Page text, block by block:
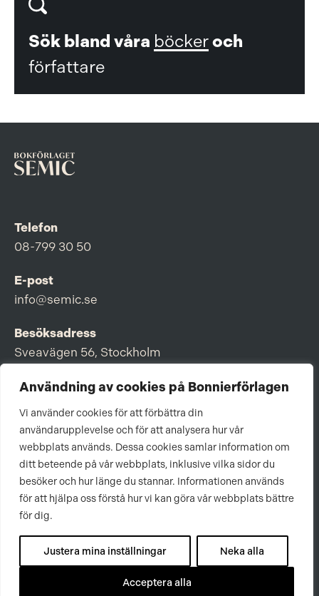
Användning av cookies på Bonnierförlagen
Vi använder cookies för att förbättra din
användarupplevelse och för att analysera hur vår
webbplats används. Dessa cookies samlar information om
ditt beteende på vår webbplats, inklusive vilka sidor du
besöker och hur länge du stannar. Informationen används
för att hjälpa oss förstå hur vi kan göra vår webbplats bättre
för dig.
Justera mina inställningar Neka alla
Acceptera alla
Sök bland våra böckeroch
författare
Telefon
08-799 30 50
E-post
info@semic.se
Besöksadress
Sveavägen 56, Stockholm
Postadress
Box 3159, 103 63 Stockholm
Om Bonnierförlagen
Cookies
Integritetspolicy